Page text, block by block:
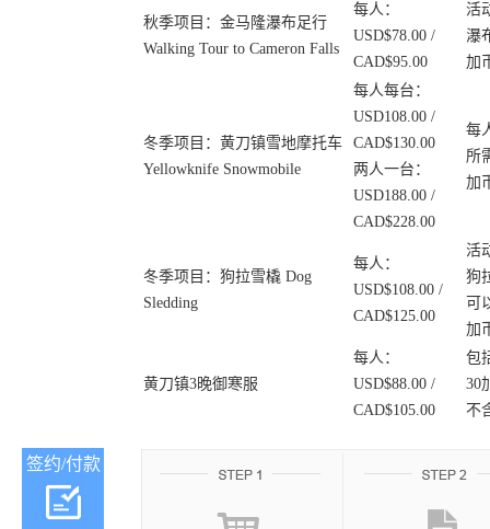
秋季项目：金马隆瀑布足行
Walking Tour to Cameron Falls
每人：
USD$78.00 /
CAD$95.00
活
瀑
加
冬季项目：黄刀镇雪地摩托车
Yellowknife Snowmobile
每人每台：
USD108.00 /
CAD$130.00
两人一台：
USD188.00 /
CAD$228.00
每
所
加
冬季项目：狗拉雪橇 Dog
Sledding
每人：
USD$108.00 /
CAD$125.00
活
狗
可
加
黄刀镇3晚御寒服
每人：
USD$88.00 /
CAD$105.00
包
30
不
签约/付款